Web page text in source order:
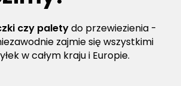
czy paletydo przewiezienia -
zajmie się wszystkimi
w całym kraju i Europie.